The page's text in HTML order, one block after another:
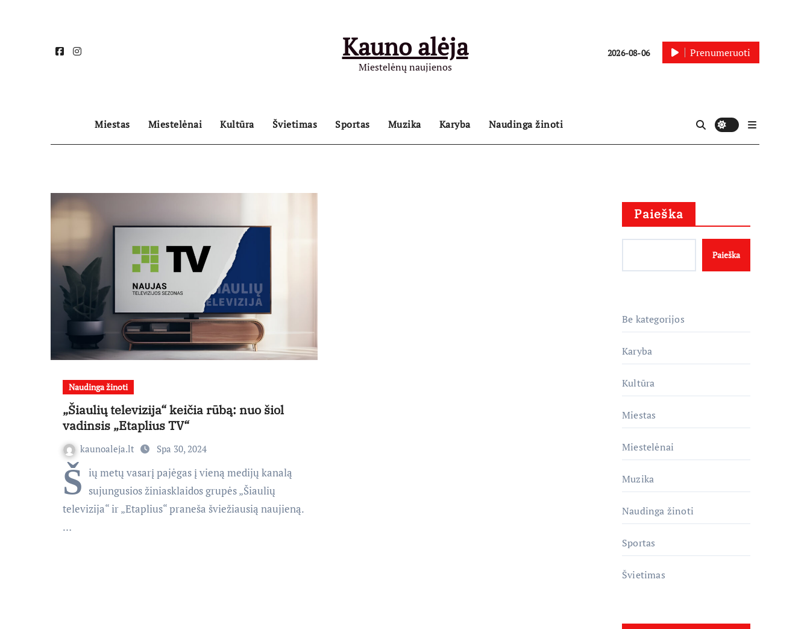
Kauno alėja
Miestelėnų naujienos
2026-08-06 Prenumeruoti
Miestas Miestelėnai Kultūra Švietimas Sportas Muzika Karyba Naudinga žinoti
Naudinga žinoti
„Šiaulių televizija“ keičia rūbą: nuo šiol
vadinsis „Etaplius TV“
kaunoaleja.lt Spa 30, 2024
Š ių metų vasarį pajėgas į vieną medijų kanalą
sujungusios žiniasklaidos grupės „Šiaulių
televizija“ ir „Etaplius“ praneša šviežiausią naujieną.
…
Paieška
Paieška
Be kategorijos
Karyba
Kultūra
Miestas
Miestelėnai
Muzika
Naudinga žinoti
Sportas
Švietimas